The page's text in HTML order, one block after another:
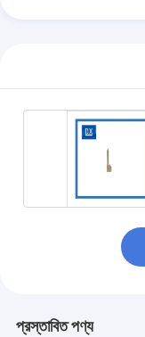
প্রস্তাবিত পণ্য